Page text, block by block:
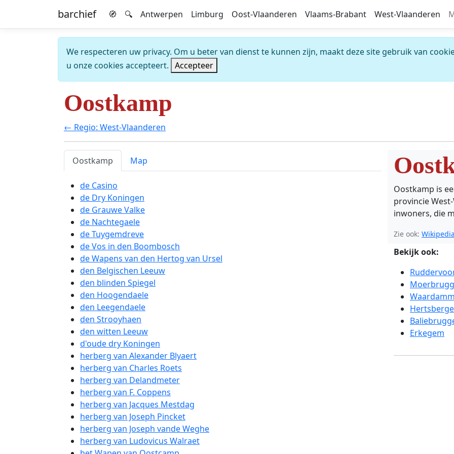
barchief 🧭 🔍 Antwerpen Limburg Oost-Vlaanderen Vlaams-Brabant West-Vlaanderen
We respecteren uw privacy. Om u beter van dienst te kunnen zijn, maakt deze site gebruik van
u onze cookies accepteert. Accepteer
Oostkamp
← Regio: West-Vlaanderen
Oostkamp Map
de Casino
de Dry Koningen
de Grauwe Valke
de Nachtegaele
de Tuygemdreve
de Vos in den Boombosch
de Wapens van den Hertog van Ursel
den Belgischen Leeuw
den blinden Spiegel
den Hoogendaele
den Leegendaele
den Strooyhaen
den witten Leeuw
d'oude dry Koningen
herberg van Alexander Blyaert
herberg van Charles Roets
herberg van Delandmeter
herberg van F. Coppens
herberg van Jacques Mestdag
herberg van Joseph Pincket
herberg van Joseph vande Weghe
herberg van Ludovicus Walraet
Oostkamp is
provincie
inwoners, die
Zie ook: Wikipedia
Bekijk ook:
Hertsberge
Erkegem